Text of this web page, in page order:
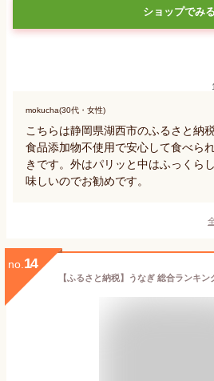
ショップでみる
mokucha(30代・女性)
こちらは静岡県湖西市のふるさと納
食品添加物不使用で安心して食べら
きです。外はパリッと中はふっくら
味しいのでお勧めです。
no. 14